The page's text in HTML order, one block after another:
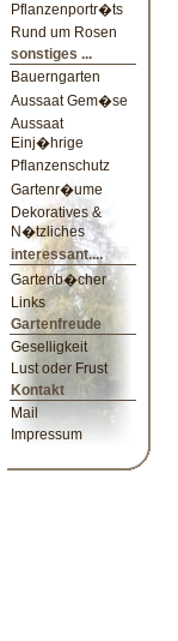
Pflanzenportr�ts
Rund um Rosen
sonstiges ...
Bauerngarten
Aussaat Gem�se
Aussaat
Einj�hrige
Pflanzenschutz
Gartenr�ume
Dekoratives &
N�tzliches
interessant....
Gartenb�cher
Links
Gartenfreude
Geselligkeit
Lust oder Frust
Kontakt
Mail
Impressum